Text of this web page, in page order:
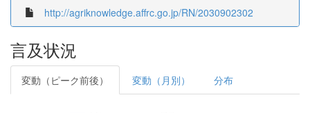
http://agriknowledge.affrc.go.jp/RN/2030902302
言及状況
変動（ピーク前後） 変動（月別） 分布